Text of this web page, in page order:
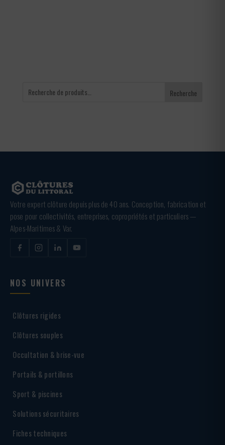
Recherche
Votre expert clôture depuis plus de 40 ans. Conception, fabrication et
pose pour collectivités, entreprises, copropriétés et particuliers —
Alpes-Maritimes & Var.
NOS UNIVERS
Clôtures rigides
Clôtures souples
Occultation & brise-vue
Portails & portillons
Sport & piscines
Solutions sécuritaires
Fiches techniques